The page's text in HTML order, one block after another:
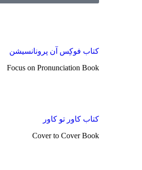
کتاب فوکِس آن پرونانسیشن
Focus on Pronunciation Book
کتاب کاور تو کاور
Cover to Cover Book